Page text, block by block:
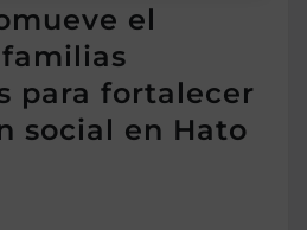
el
para fortalecer
social en Hato